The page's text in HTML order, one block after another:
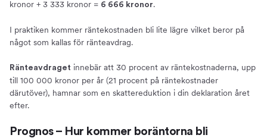
kronor + 3 333 kronor = 6 666 kronor.
I praktiken kommer räntekostnaden bli lite lägre vilket beror på
något som kallas för ränteavdrag.
Ränteavdraget innebär att 30 procent av räntekostnaderna, upp
till 100 000 kronor per år (21 procent på räntekostnader
därutöver), hamnar som en skattereduktion i din deklaration året
efter.
Prognos – Hur kommer boräntorna bli